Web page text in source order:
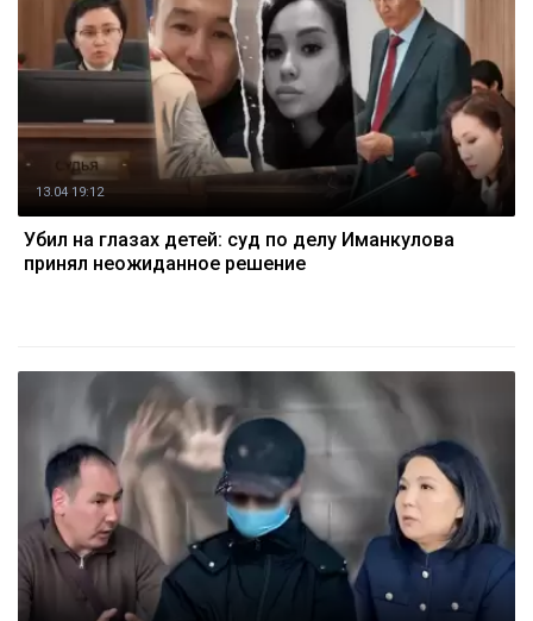
13.04 19:12
Убил на глазах детей: суд по делу Иманкулова
принял неожиданное решение